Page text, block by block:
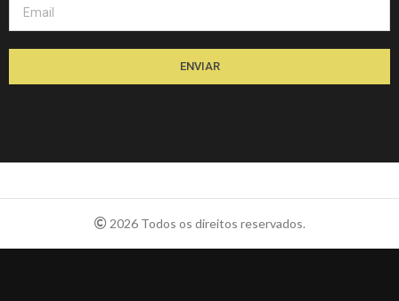
ENVIAR
2026 Todos os direitos reservados.